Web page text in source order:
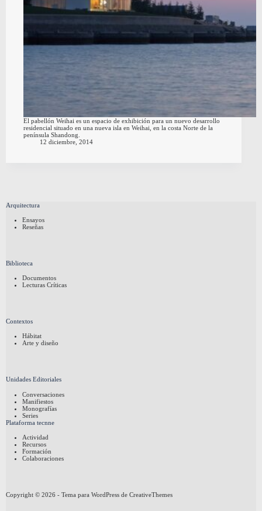
El pabellón Weihai es un espacio de exhibición para un nuevo desarrollo
residencial situado en una nueva isla en Weihai, en la costa Norte de la
península Shandong.
12 diciembre, 2014
Arquitectura
Ensayos
Reseñas
Biblioteca
Documentos
Lecturas Críticas
Contextos
Hábitat
Arte y diseño
Unidades Editoriales
Conversaciones
Manifiestos
Monografías
Series
Plataforma tecnne
Actividad
Recursos
Formación
Colaboraciones
Copyright © 2026 - Tema para WordPress de CreativeThemes